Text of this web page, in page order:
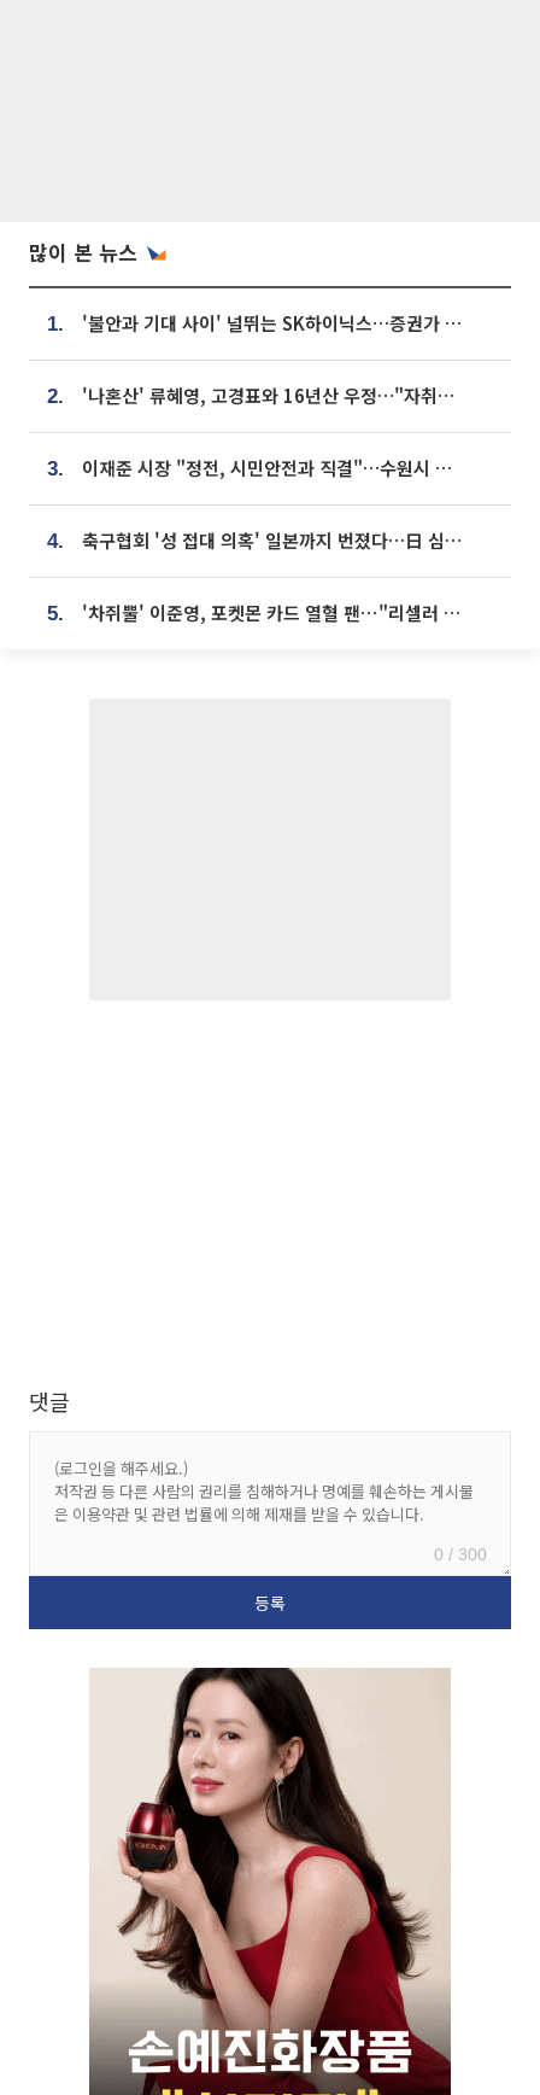
많이 본 뉴스
1. '불안과 기대 사이' 널뛰는 SK하이닉스…증권가 "HBM4·LTA 기반 펀터멘털 견고"
2. '나혼산' 류혜영, 고경표와 16년산 우정…"자취방서 부모님과 마주쳐"
3. 이재준 시장 "정전, 시민안전과 직결"…수원시 비상대응체계 가동
4. 축구협회 '성 접대 의혹' 일본까지 번졌다…日 심판 실명 공개
5. '차쥐뿔' 이준영, 포켓몬 카드 열혈 팬⋯"리셀러 처단할 것"
댓글
0 / 300